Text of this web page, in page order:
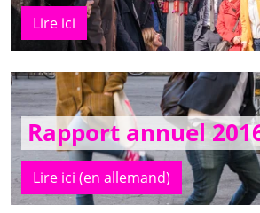
Lire ici
Rapport annuel
Lire ici (en allemand)